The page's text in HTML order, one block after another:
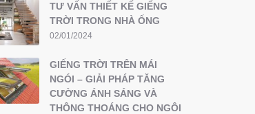
TƯ VẤN THIẾT KẾ GIẾNG
TRỜI TRONG NHÀ ỐNG
02/01/2024
GIẾNG TRỜI TRÊN MÁI
NGÓI – GIẢI PHÁP TĂNG
CƯỜNG ÁNH SÁNG VÀ
THÔNG THOÁNG CHO NGÔI